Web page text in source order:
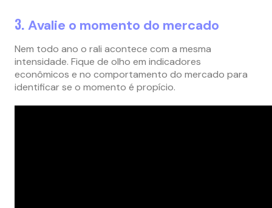
3. Avalie o momento do mercado
Nem todo ano o rali acontece com a mesma
intensidade. Fique de olho em indicadores
econômicos e no comportamento do mercado para
identificar se o momento é propício.